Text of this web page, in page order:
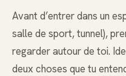
Avant d’entrer dans un
salle de sport, tunnel),
regarder autour de toi.
deux choses que tu